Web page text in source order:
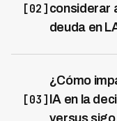
[02] considerar
deuda en
intentos de cobro,
morosidad
adecuada según
[03]
¿Cómo
IA en la
versus